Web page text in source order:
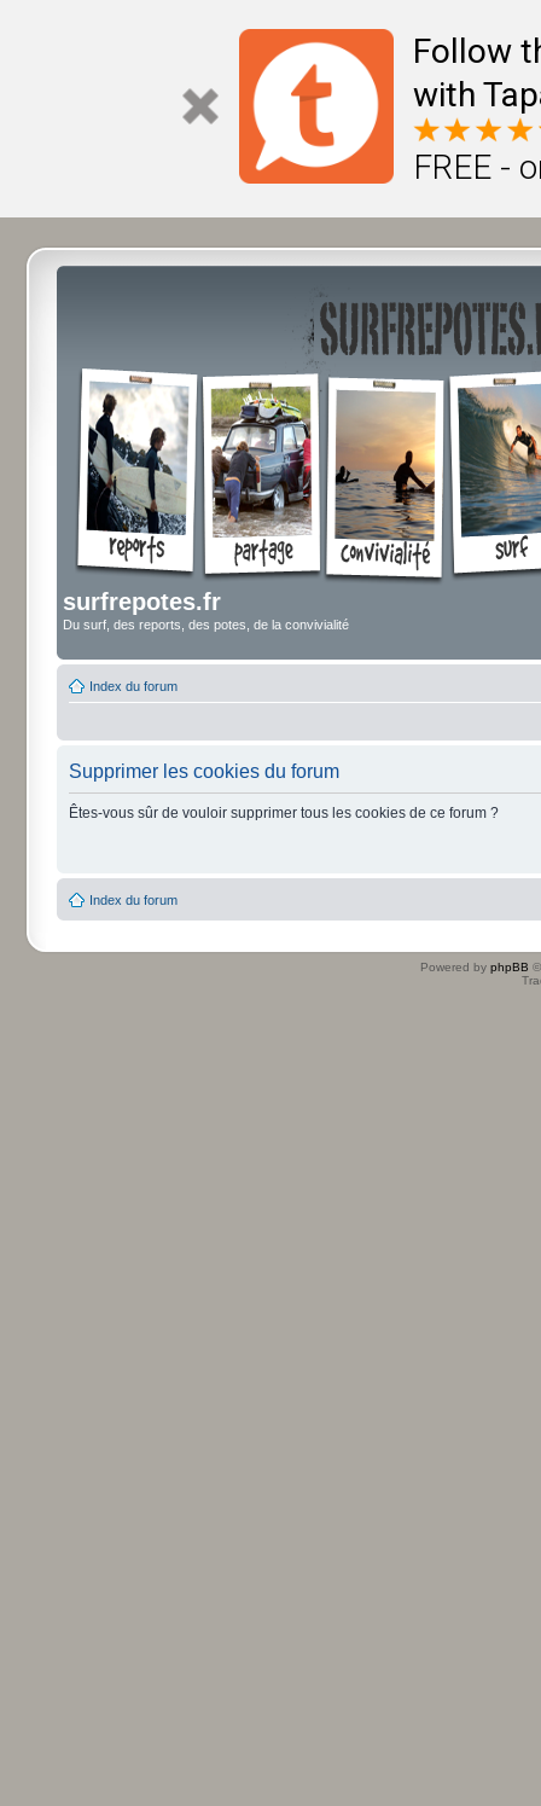
Follow
with
FREE -
surfrepotes.fr
Du surf, des reports, des potes, de la convivialité
Index du forum
Supprimer les cookies du forum
Êtes-vous sûr de vouloir supprimer tous les cookies de ce forum ?
Index du forum
Powered by phpBB